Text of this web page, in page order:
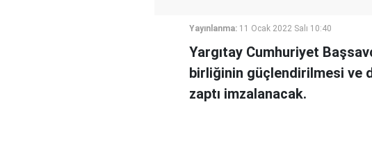
Yayınlanma: 11 Ocak 2022 Salı 10:40
Yargıtay Cumhuriyet
birliğinin güçlendirilmesi ve
zaptı imzalanacak.